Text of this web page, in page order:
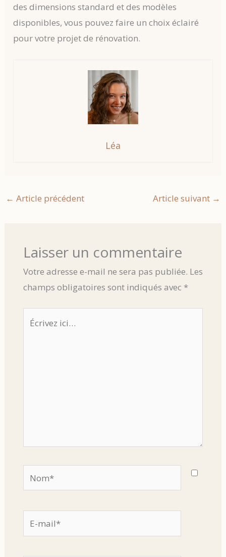
des dimensions standard et des modèles
disponibles, vous pouvez faire un choix éclairé
pour votre projet de rénovation.
Léa
← Article précédent Article suivant →
Laisser un commentaire
Votre adresse e-mail ne sera pas publiée. Les
champs obligatoires sont indiqués avec *
Écrivez
Nom*
E-
mail*